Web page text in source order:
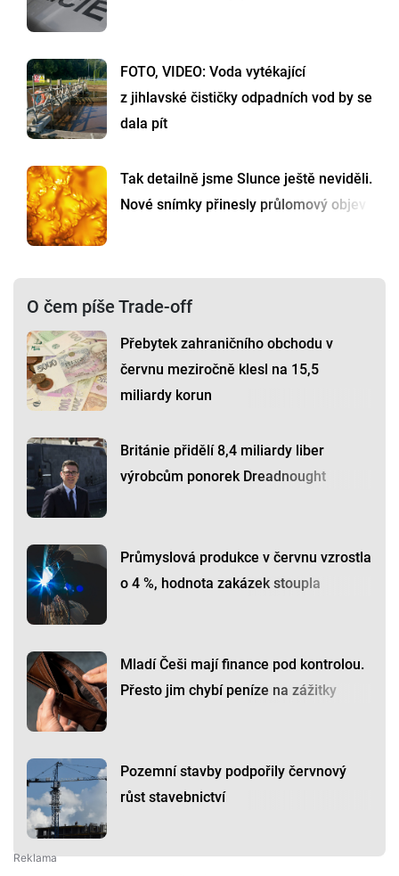
FOTO, VIDEO: Voda vytékající
z jihlavské čističky odpadních vod by se
dala pít
Tak detailně jsme Slunce ještě neviděli.
Nové snímky přinesly průlomový objev
O čem píše Trade-off
Přebytek zahraničního obchodu v
červnu meziročně klesl na 15,5
miliardy korun
Británie přidělí 8,4 miliardy liber
výrobcům ponorek Dreadnought
Průmyslová produkce v červnu vzrostla
o 4 %, hodnota zakázek stoupla
Mladí Češi mají finance pod kontrolou.
Přesto jim chybí peníze na zážitky
Pozemní stavby podpořily červnový
růst stavebnictví